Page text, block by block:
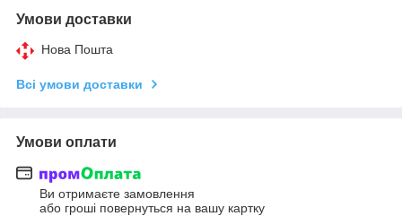
Умови доставки
Нова Пошта
Всі умови доставки
Умови оплати
Ви отримаєте замовлення
або гроші повернуться на вашу картку